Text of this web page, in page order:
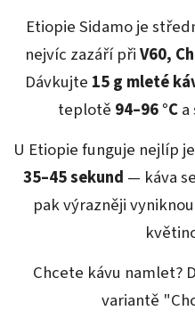
Etiopie Sidamo je
nejvíc zazáří přiV60,
Dávkujte 15 g mleté
teplotě 94–96 °C
U Etiopie funguje nejlíp
35–45 sekund — káva
pak výrazněji
Chcete kávu namlet?
variantě